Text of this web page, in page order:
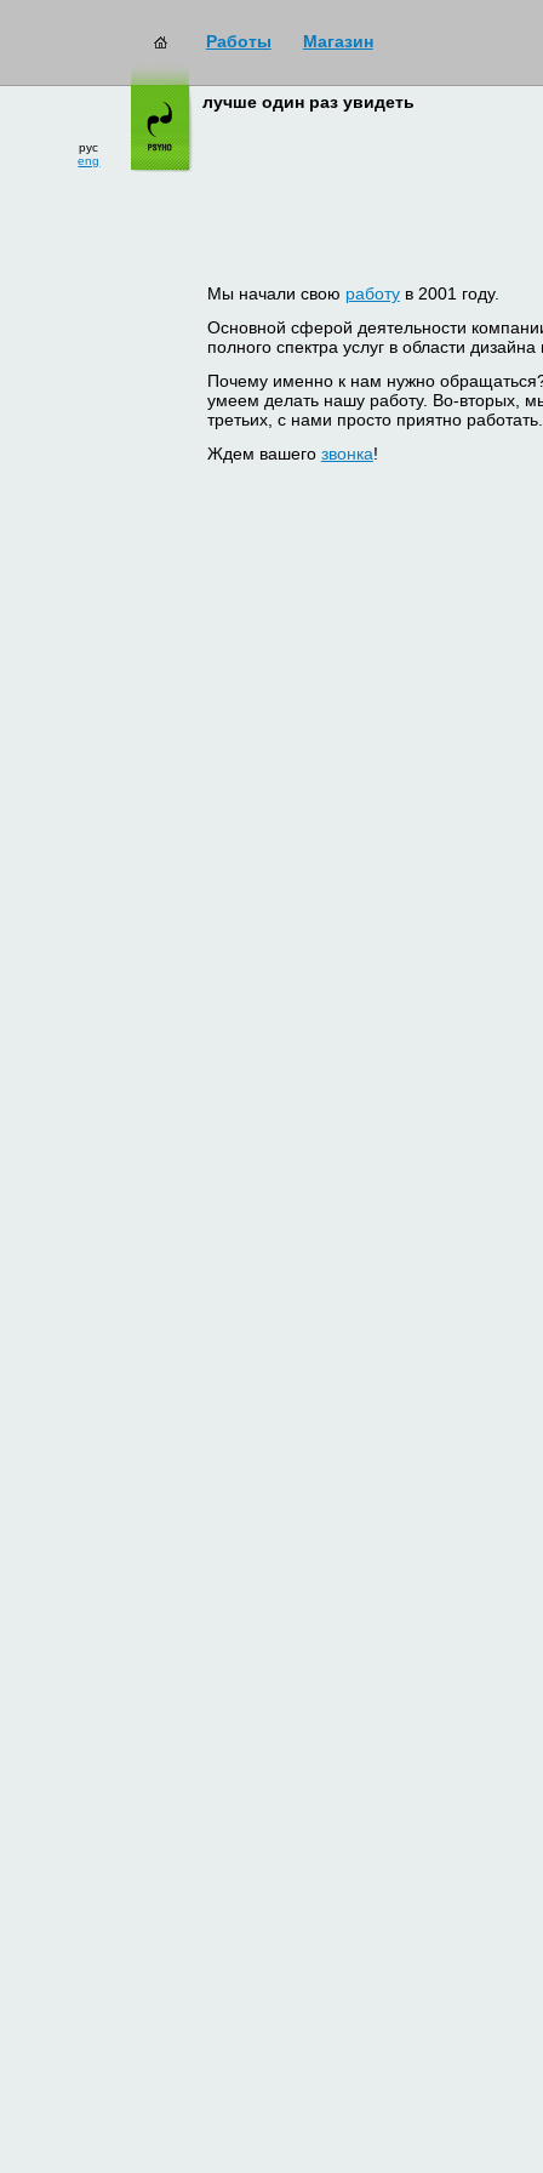
Работы Магазин
eng
лучше один раз увидеть
Мы начали свою работув 2001 году.
Основной сферой деятельности
полного спектра услуг в области
Почему именно к нам нужно
умеем делать нашу работу. Во-вторых,
третьих, с нами просто приятно работать.
Ждем вашего звонка!